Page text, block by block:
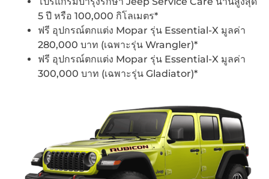
5 ปี หรือ 100,000 กิโลเมตร*
ฟรี อุปกรณ์ตกแต่ง Mopar รุ่น Essential-X มูลค่า
280,000 บาท (เฉพาะรุ่น Wrangler)*
ฟรี อุปกรณ์ตกแต่ง Mopar รุ่น Essential-X มูลค่า
300,000 บาท (เฉพาะรุ่น Gladiator)*